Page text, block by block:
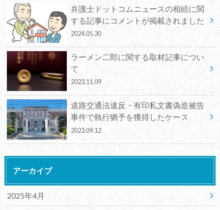
弁護士ドットコムニュースの相続に関
する記事にコメントが掲載されました
2024.05.30
ラーメン二郎に関する取材記事につい
て
2023.11.09
道路交通法違反・有印私文書偽造被告
事件で執行猶予を獲得したケース
2023.09.12
アーカイブ
2025年4月